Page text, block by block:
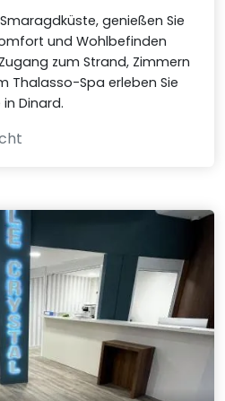
genießen Sie
und Wohlbefinden
zum Strand, Zimmern
Thalasso-Spa erleben Sie
Dinard.